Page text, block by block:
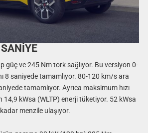
güç ve 245 Nm tork sağlıyor. Bu versiyon 0-
8 saniyede tamamlıyor. 80-120 km/s ara
tamamlıyor. Ayrıca maksimum hızı
kWsa (WLTP) enerji tüketiyor. 52 kWsa
menzile ulaşıyor.